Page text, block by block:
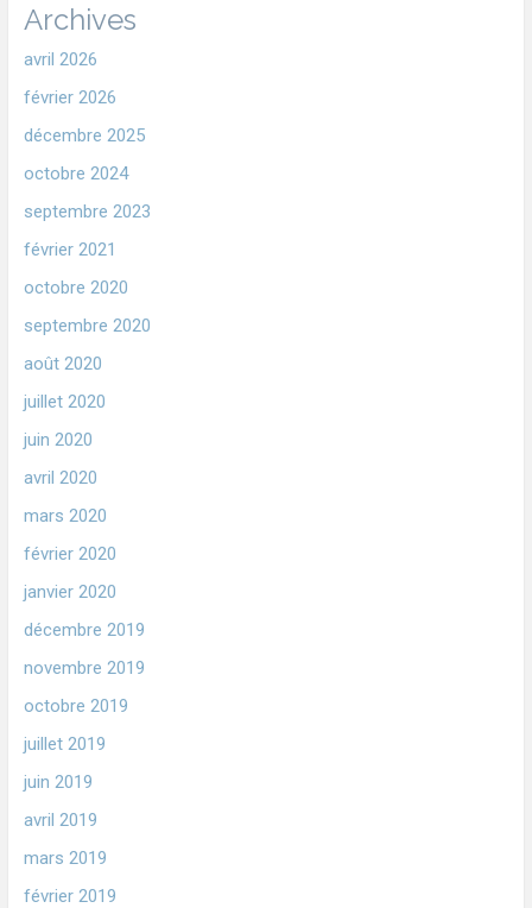
Archives
avril 2026
février 2026
décembre 2025
octobre 2024
septembre 2023
février 2021
octobre 2020
septembre 2020
août 2020
juillet 2020
juin 2020
avril 2020
mars 2020
février 2020
janvier 2020
décembre 2019
novembre 2019
octobre 2019
juillet 2019
juin 2019
avril 2019
mars 2019
février 2019